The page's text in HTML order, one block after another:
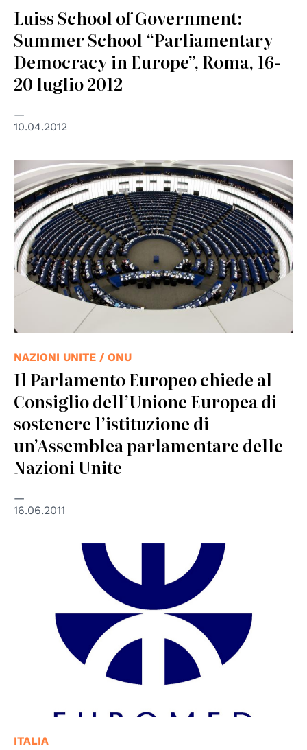
Luiss School of Government:
Summer School “Parliamentary
Democracy in Europe”, Roma, 16-
20 luglio 2012
10.04.2012
© EP
NAZIONI UNITE / ONU
Il Parlamento Europeo chiede al
Consiglio dell’Unione Europea di
sostenere l’istituzione di
un’Assemblea parlamentare delle
Nazioni Unite
16.06.2011
ITALIA